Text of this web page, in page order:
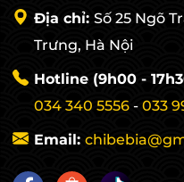
Địa chỉ: Số 25 Ngõ
Trưng, Hà Nội
Hotline (9h00 -
034 340 5556 - 033
Email: